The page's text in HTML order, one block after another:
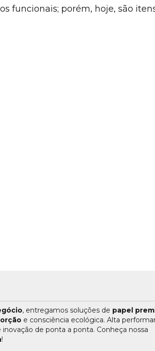
funcionais; porém, hoje, são
, entregamos soluções de papel
e consciência ecológica. Alta
de ponta a ponta. Conheça nossa
!